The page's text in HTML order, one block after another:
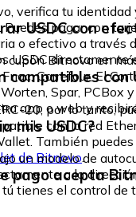
verifica tu identidad
pagar con
o efectivo a través
USDC directamente
USDC con
cupón Bitnovo en
Carrefour, El
Spar, PCBox y
app o web y
compatibles con
20, por lo tanto,
con la red
También
de Bitnovo.
mis USDC?
un modelo de
a la
tienes el control de
pago acepta